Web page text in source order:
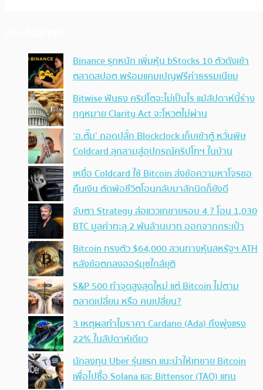
Binance รุกหนัก เพิ่มหุ้น bStocks 10 ตัวดังเข้า
ตลาดสปอต พร้อมแคมเปญฟรีค่าธรรมเนียม
Bitwise ฟันธง คริปโตจะไม่เป็นไร แม้สัปดาห์นี้ร่าง
กฎหมาย Clarity Act จะโหวตไม่ผ่าน
‘อ.ตั๊ม’ ถอดปลั้ก Blockclock เก็บเข้าตู้ หวั่นพิษ
Coldcard ลุกลามสู่อุปกรณ์คริปโทฯ ในบ้าน
เหยื่อ Coldcard ใช้ Bitcoin ส่งข้อความหาโจรขอ
คืนเงิน ตัดพ้อชีวิตโอนกลับมาสักนิดก็ยังดี
จับตา Strategy ส่อแววเทขายรอบ 4 ? โอน 1,030
BTC มูลค่าทะลุ 2 พันล้านบาท ออกจากกระเป๋า
Bitcoin ทรงตัว $64,000 สวนทางหุ้นสหรัฐฯ ATH
หลังข้อตกลงฮอร์มุซใกล้ยุติ
S&P 500 ทำจุดสูงสุดใหม่ แต่ Bitcoin ไม่ตาม
ตลาดเปลี่ยน หรือ คนเปลี่ยน?
3 เหตุผลทำไมราคา Cardano (Ada) ถึงพุ่งแรง
22% ในสัปดาห์เดียว
นักลงทุน Uber รุ่นแรก แนะนำให้เทขาย Bitcoin
เพื่อไปซื้อ Solana และ Bittensor (TAO) แทน